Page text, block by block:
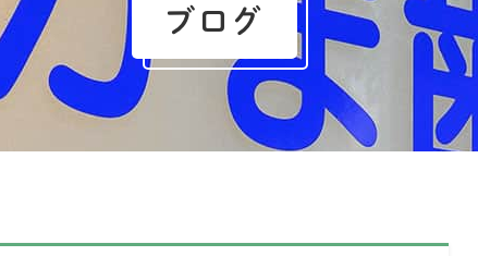
ブログ